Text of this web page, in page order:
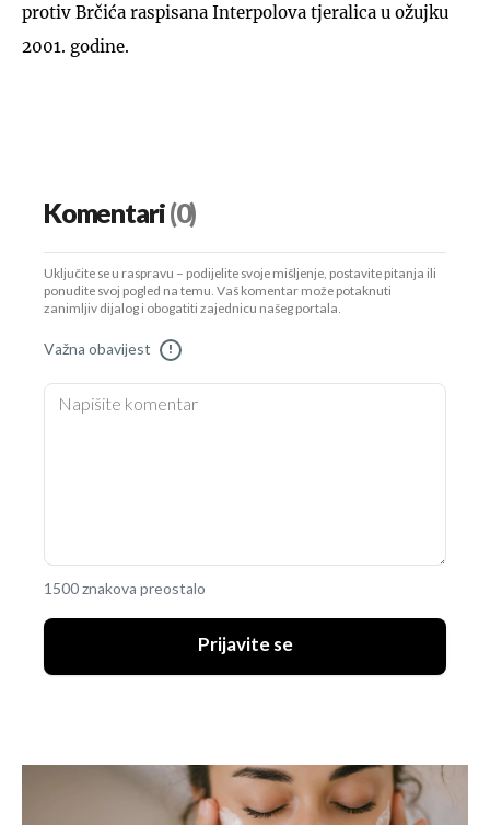
protiv Brčića raspisana Interpolova tjeralica u ožujku
2001. godine.
Komentari(0)
Uključite se u raspravu – podijelite svoje mišljenje, postavite pitanja ili
ponudite svoj pogled na temu. Vaš komentar može potaknuti
zanimljiv dijalog i obogatiti zajednicu našeg portala.
Važna obavijest !
1500 znakova preostalo
Prijavite se